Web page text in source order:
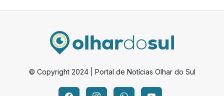
© Copyright 2024 | Portal de Notícias Olhar do Sul